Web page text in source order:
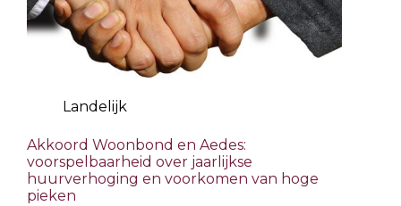
Landelijk
Akkoord Woonbond en Aedes:
voorspelbaarheid over jaarlijkse
huurverhoging en voorkomen van hoge
pieken